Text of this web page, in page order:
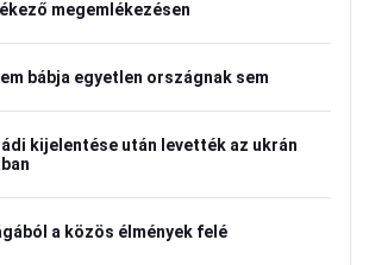
megemlékezésen
bábja egyetlen országnak sem
kijelentése után levették az ukrán
a közös élmények felé